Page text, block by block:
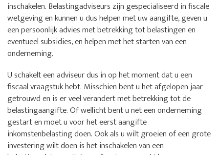
inschakelen. Belastingadviseurs zijn gespecialiseerd in fiscale
wetgeving en kunnen u dus helpen met uw aangifte, geven u
een persoonlijk advies met betrekking tot belastingen en
eventueel subsidies, en helpen met het starten van een
onderneming.
U schakelt een adviseur dus in op het moment dat u een
fiscaal vraagstuk hebt. Misschien bent u het afgelopen jaar
getrouwd en is er veel verandert met betrekking tot de
belastingaangifte. Of wellicht bent u net een onderneming
gestart en moet u voor het eerst aangifte
inkomstenbelasting doen. Ook als u wilt groeien of een grote
investering wilt doen is het inschakelen van een